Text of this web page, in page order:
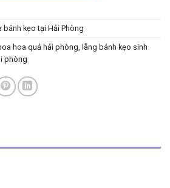
bánh kẹo tại Hải Phòng
hoa quả hải phòng, lẵng bánh kẹo sinh
phòng